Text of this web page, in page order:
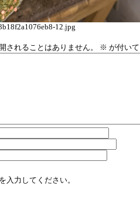
12.jpg
されることはありません。
※ が付い
入力してください。